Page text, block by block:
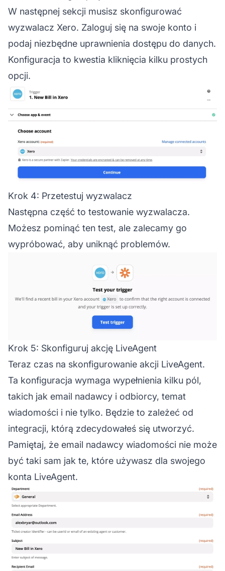
W następnej sekcji musisz skonfigurować
wyzwalacz Xero. Zaloguj się na swoje konto i
podaj niezbędne uprawnienia dostępu do danych.
Konfiguracja to kwestia kliknięcia kilku prostych
opcji.
Krok 4: Przetestuj wyzwalacz
Następna część to testowanie wyzwalacza.
Możesz pominąć ten test, ale zalecamy go
wypróbować, aby uniknąć problemów.
Krok 5: Skonfiguruj akcję LiveAgent
Teraz czas na skonfigurowanie akcji LiveAgent.
Ta konfiguracja wymaga wypełnienia kilku pól,
takich jak email nadawcy i odbiorcy, temat
wiadomości i nie tylko. Będzie to zależeć od
integracji, którą zdecydowałeś się utworzyć.
Pamiętaj, że email nadawcy wiadomości nie może
być taki sam jak te, które używasz dla swojego
konta LiveAgent.